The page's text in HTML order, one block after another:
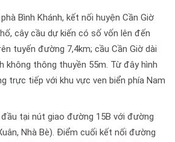
Bình Khánh, kết nối huyện Cần Giờ
cây cầu dự kiến có số vốn lên đến
tuyến đường 7,4km; cầu Cần Giờ dài
không thông thuyền 55m. Từ đây hình
trực tiếp với khu vực ven biển phía Nam
tại nút giao đường 15B với đường
Nhà Bè). Điểm cuối kết nối đường